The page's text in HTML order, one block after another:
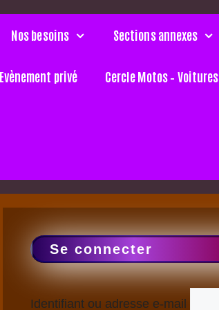
Nos besoins Sections annexes
Evènement privé Cercle Motos – Voitures
Se connecter
Identifiant ou adresse e-mail